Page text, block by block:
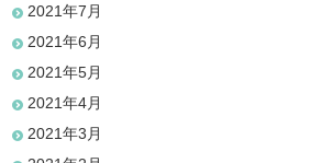
2021年7月
2021年6月
2021年5月
2021年4月
2021年3月